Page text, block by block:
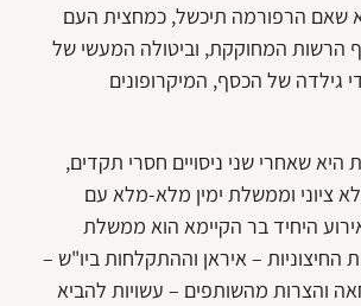
שאם הרפורמה תיכשל, כמחצית העם
הרשות המחוקקת, וביטולה המעשי של
גילדה של הכסף, המיקרופונים
היא שאחרי שני ניסויים חסרי תקדים,
ציוני וממשלת ימין מלא-מלא עם
היחיד בר הקיימא הוא ממשלת
החיצוניות – איראן וההתקלחות ביו"ש –
והצרות מהשותפים – עשויות להביא